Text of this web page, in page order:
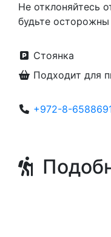
Не отклоняйтесь
будьте
Стоянка
Подходит для
+972-8-